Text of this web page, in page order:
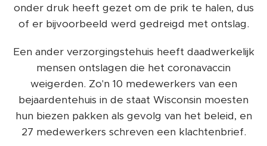
onder druk heeft gezet om de prik te halen, dus
of er bijvoorbeeld werd gedreigd met ontslag.
Een ander verzorgingstehuis heeft daadwerkelijk
mensen ontslagen die het coronavaccin
weigerden. Zo'n 10 medewerkers van een
bejaardentehuis in de staat Wisconsin moesten
hun biezen pakken als gevolg van het beleid, en
27 medewerkers schreven een klachtenbrief.